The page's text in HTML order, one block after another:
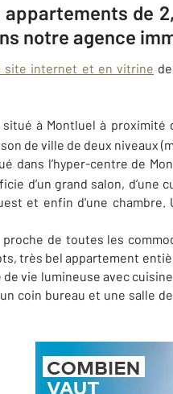
de
notre agence
site internet et en vitrine
situé à Montluel à proximité
de ville de deux niveaux
dans l’hyper-centre de
d’un grand salon, d’une
et enfin d'une
de toutes les
très bel appartement
vie lumineuse avec
coin bureau et une salle